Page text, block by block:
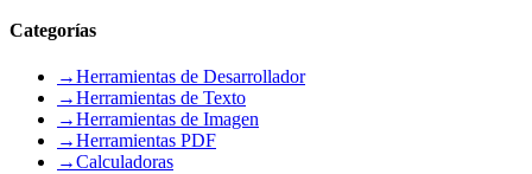
Categorías
→Herramientas de Desarrollador
→Herramientas de Texto
→Herramientas de Imagen
→Herramientas PDF
→Calculadoras